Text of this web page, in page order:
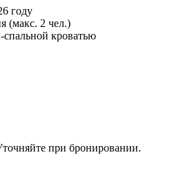
году
(макс. 2 чел.)
кроватью
при бронировании.